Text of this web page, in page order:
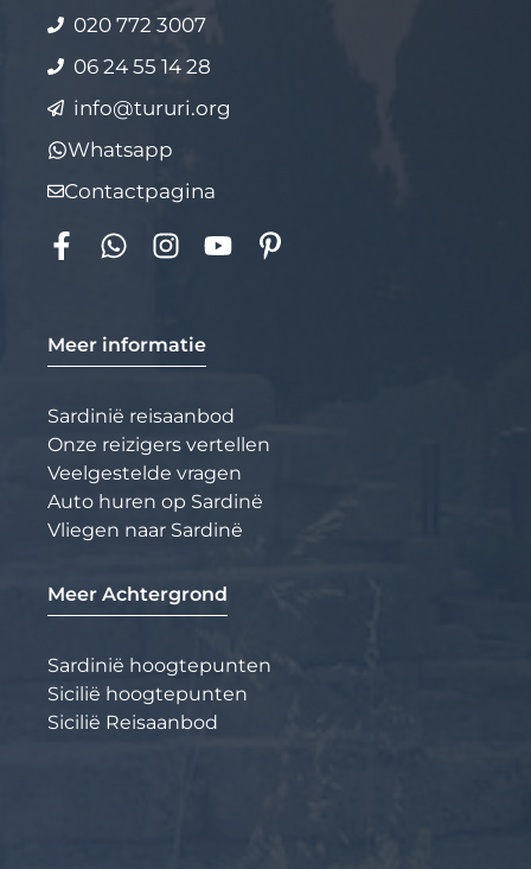
020 772 3007
06 24 55 14 28
info@tururi.org
Whatsapp
Contactpagina
Meer informatie
Sardinië reisaanbod
Onze reizigers vertellen
Veelgestelde vragen
Auto huren op Sardinë
Vliegen naar Sardinë
Meer Achtergrond
Sardinië hoogtepunten
Sicilië hoogtepunten
Sicilië Reisaanbod